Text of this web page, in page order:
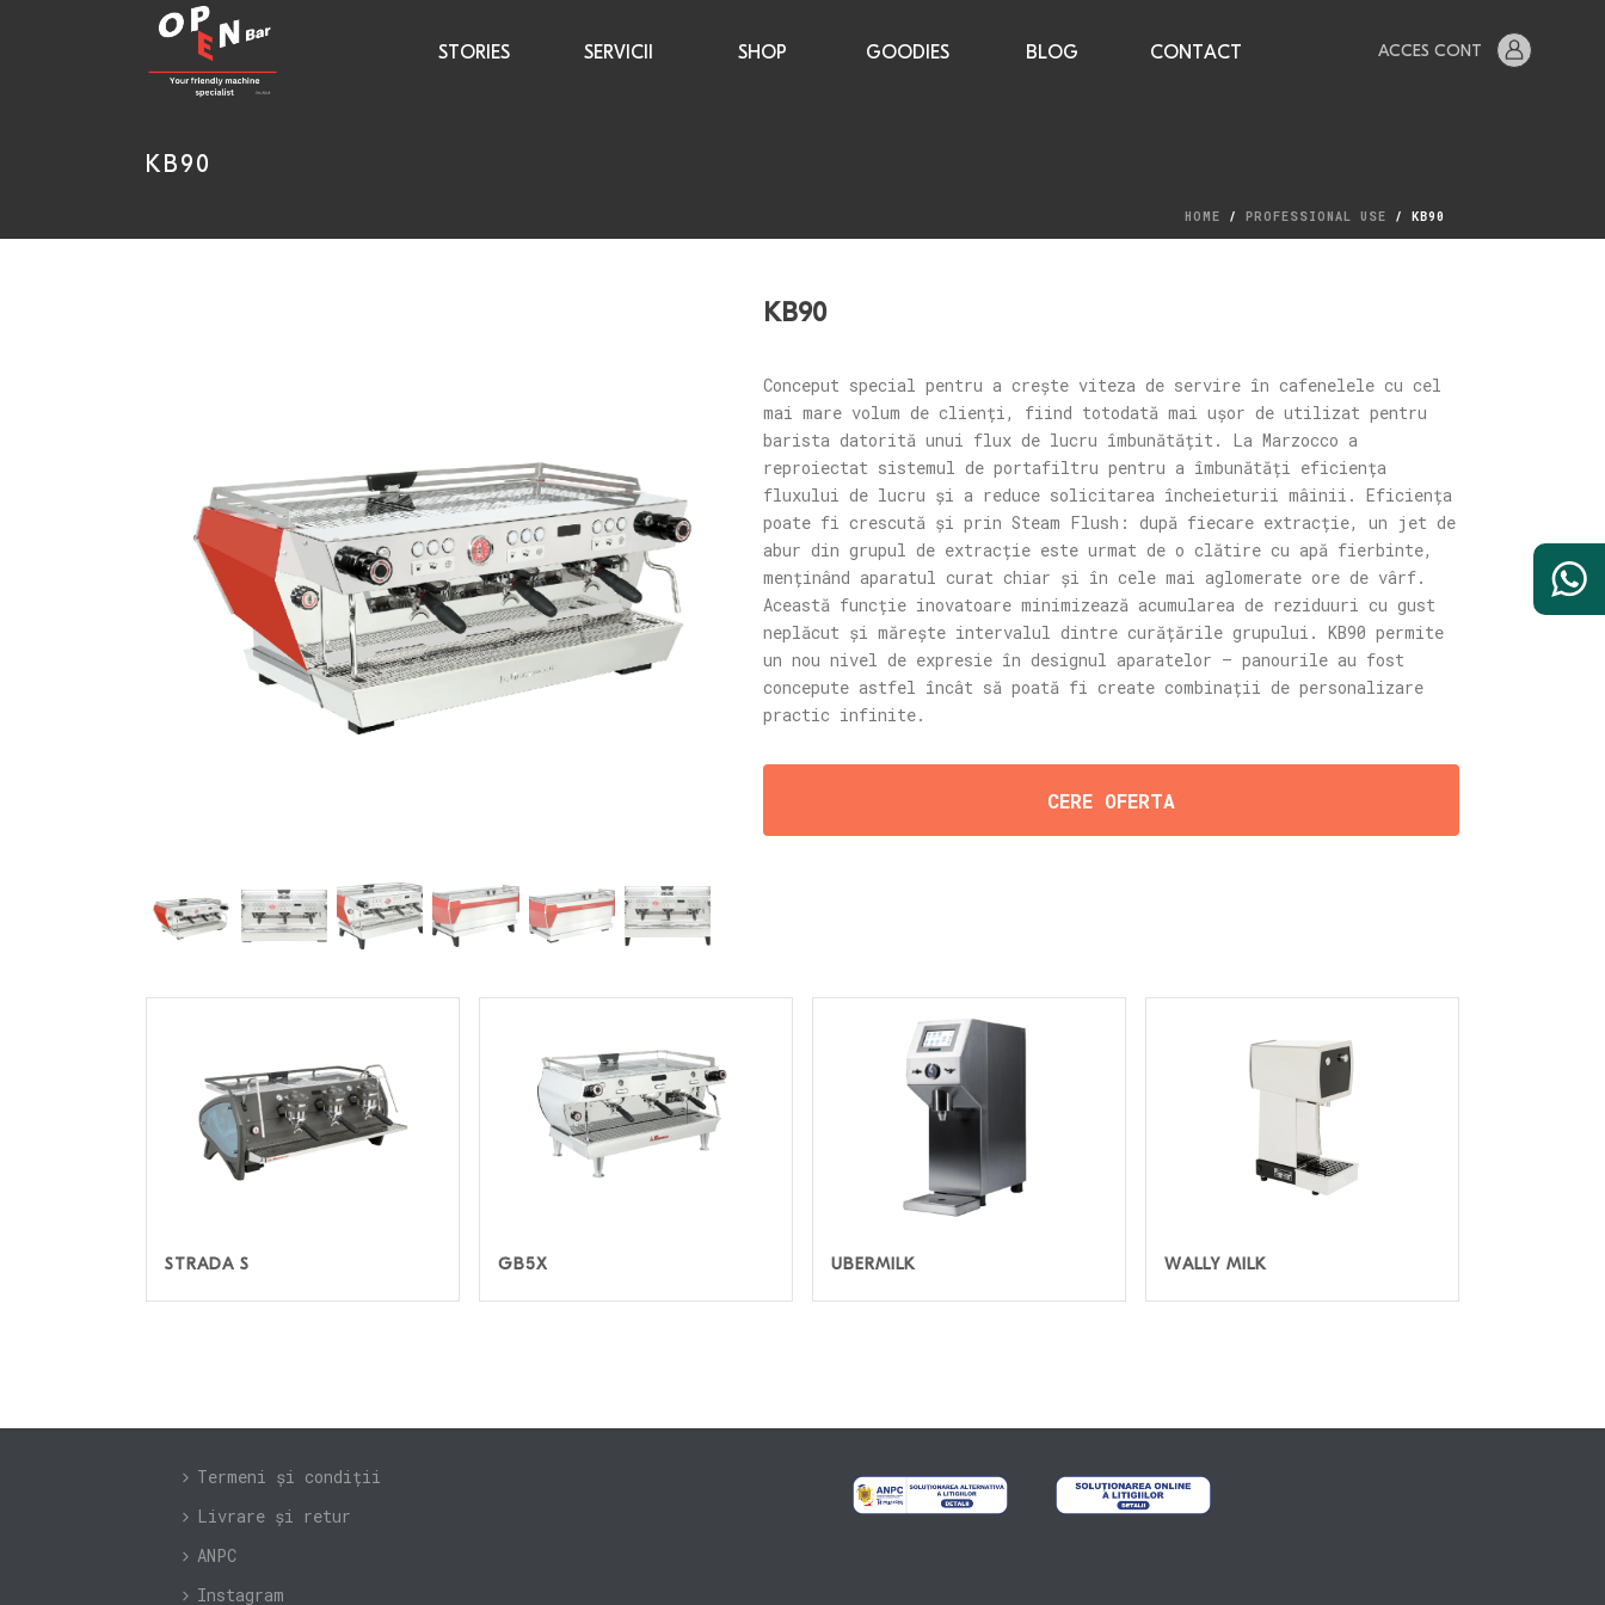
STORIES SERVICII SHOP GOODIES BLOG CONTACT ACCES CONT
KB90
HOME / PROFESSIONAL USE / KB90
KB90
Conceput special pentru a crește viteza de servire în cafenelele cu cel
mai mare volum de clienți, fiind totodată mai ușor de utilizat pentru
barista datorită unui flux de lucru îmbunătățit. La Marzocco a
reproiectat sistemul de portafiltru pentru a îmbunătăți eficiența
fluxului de lucru și a reduce solicitarea încheieturii mâinii. Eficiența
poate fi crescută și prin Steam Flush: după fiecare extracție, un jet de
abur din grupul de extracție este urmat de o clătire cu apă fierbinte,
menținând aparatul curat chiar și în cele mai aglomerate ore de vârf.
Această funcție inovatoare minimizează acumularea de reziduuri cu gust
neplăcut și mărește intervalul dintre curățările grupului. KB90 permite
un nou nivel de expresie în designul aparatelor — panourile au fost
concepute astfel încât să poată fi create combinații de personalizare
practic infinite.
CERE OFERTA
STRADA S GB5X UBERMILK WALLY MILK
Termeni și condiții
Livrare și retur
ANPC
Instagram